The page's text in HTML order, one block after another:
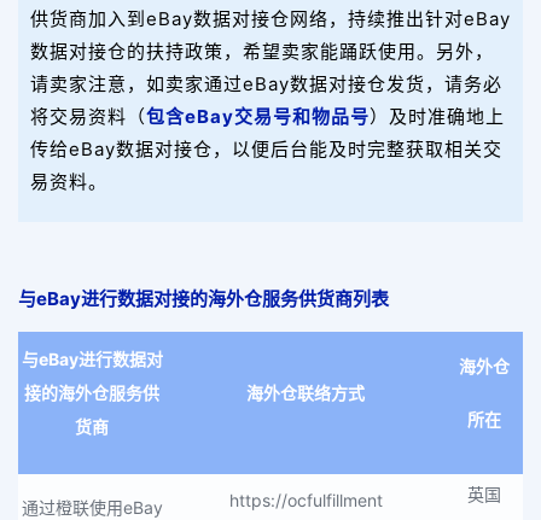
供货商加入到eBay数据对接仓网络，持续推出针对eBay
数据对接仓的扶持政策，希望卖家能踊跃使用。另外，
请卖家注意，如卖家通过eBay数据对接仓发货，请务必
将交易资料（包含eBay交易号和物品号）及时准确地上
传给eBay数据对接仓，以便后台能及时完整获取相关交
易资料。
与eBay进行数据对接的海外仓服务供货商列表
与eBay进行数据对
接的海外仓服务供
货商
海外仓联络方式
海外仓
所在
通过橙联使用eBay
https://ocfulfillment
英国